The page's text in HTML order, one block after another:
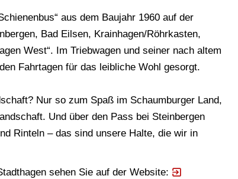
aus dem Baujahr 1960 auf der
Bad Eilsen, Krainhagen/Röhrkasten,
West“. Im Triebwagen und seiner nach altem
Fahrtagen für das leibliche Wohl gesorgt.
Nur so zum Spaß im Schaumburger Land,
Und über den Pass bei Steinbergen
Rinteln – das sind unsere Halte, die wir in
sehen Sie auf der Website: